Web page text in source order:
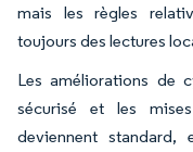
mais les règles
toujours des lectures
Les améliorations de
sécurisé et les
deviennent standard,